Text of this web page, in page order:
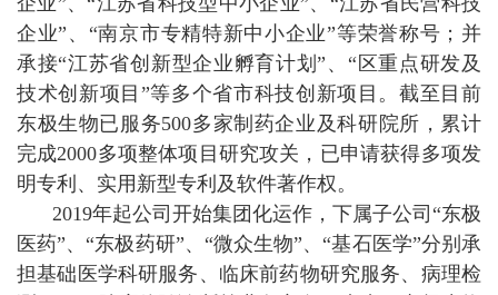
企业”、“南京市专精特新中小企业”等荣誉称号；并
承接“江苏省创新型企业孵育计划”、“区重点研发及
技术创新项目”等多个省市科技创新项目。截至目前
东极生物已服务500多家制药企业及科研院所，累计
完成2000多项整体项目研究攻关，已申请获得多项发
明专利、实用新型专利及软件著作权。
2019年起公司开始集团化运作，下属子公司“东极
医药”、“东极药研”、“微众生物”、“基石医学”分别承
担基础医学科研服务、临床前药物研究服务、病理检